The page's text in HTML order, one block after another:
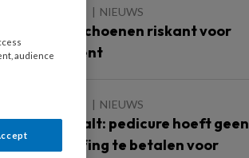
NIEUWS
te grote schoenen riskant voor
NIEUWS
bepaalt: pedicure hoeft geen
te betalen voor
audience